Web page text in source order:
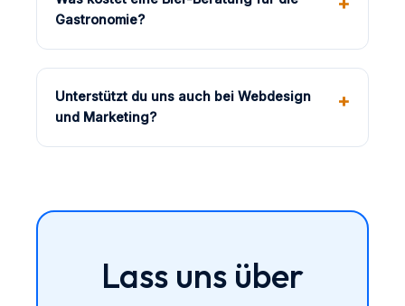
Gastronomie?
Unterstützt du uns auch bei Webdesign
und Marketing?
Lass uns über